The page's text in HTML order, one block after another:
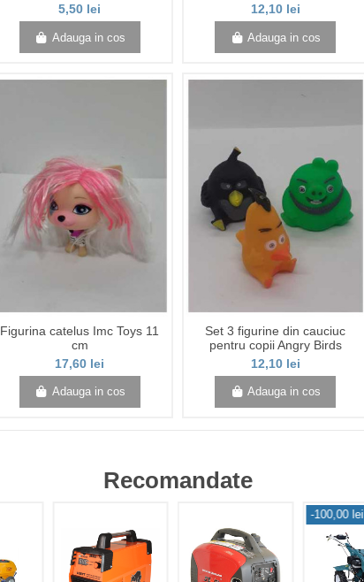
5,50 lei
Adauga in cos
12,10 lei
Adauga in cos
Figurina catelus Imc Toys 11
cm
17,60 lei
Adauga in cos
Set 3 figurine din cauciuc
pentru copii Angry Birds
12,10 lei
Adauga in cos
Recomandate
-100,00 lei